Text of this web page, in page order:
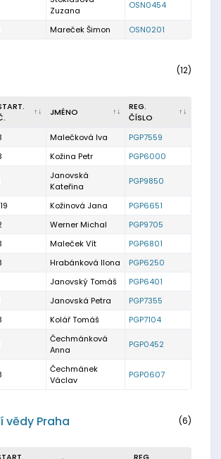
Zuzana
OSN0454
Mareček Šimon OSN0201
(12)
JMÉNO
REG.
ČÍSLO
Malečková Iva
PGP7559
Kožina Petr PGP6000
Janovská
Kateřina
PGP9850
Kožinová Jana
PGP6651
Werner Michal
PGP9705
Maleček Vít
PGP6801
Hrabánková Ilona
PGP6250
Janovský Tomáš
PGP6401
Janovská Petra
PGP7355
Kolář Tomáš PGP7104
Čechmánková
Anna
PGP0452
Čechmánek
Václav
PGP0607
vědy Praha (6)